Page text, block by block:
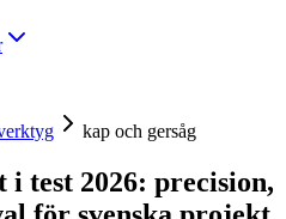
kap och gersåg
i test 2026: precision,